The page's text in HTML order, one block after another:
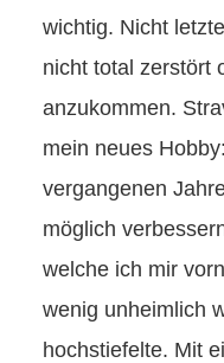
wichtig. Nicht
nicht total zerstört
anzukommen.
mein neues
vergangenen
möglich
welche ich mir
wenig unheimlich
hochstiefelte. Mit